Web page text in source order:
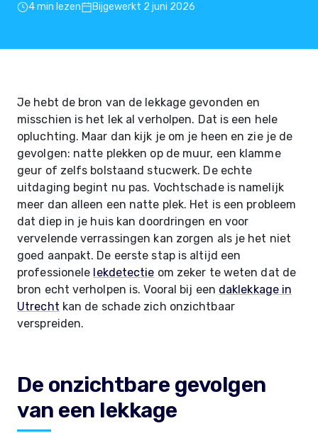
4 min lezen Bijgewerkt 2 juni 2026
Je hebt de bron van de lekkage gevonden en
misschien is het lek al verholpen. Dat is een hele
opluchting. Maar dan kijk je om je heen en zie je de
gevolgen: natte plekken op de muur, een klamme
geur of zelfs bolstaand stucwerk. De echte
uitdaging begint nu pas. Vochtschade is namelijk
meer dan alleen een natte plek. Het is een probleem
dat diep in je huis kan doordringen en voor
vervelende verrassingen kan zorgen als je het niet
goed aanpakt. De eerste stap is altijd een
professionele lekdetectie om zeker te weten dat de
bron echt verholpen is. Vooral bij een daklekkage in
Utrecht kan de schade zich onzichtbaar
verspreiden.
De onzichtbare gevolgen
van een lekkage